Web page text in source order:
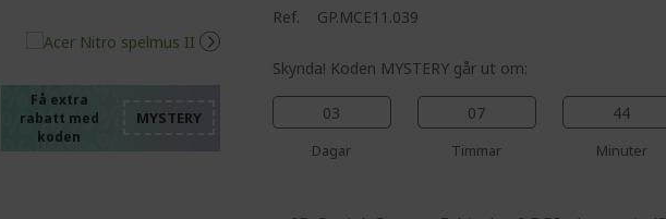
Få extra
rabatt med
koden
Ref. GP.MCE11.039
Skynda! Koden MYSTERY går ut om:
03
Dagar
07
Timmar
44
Minuter